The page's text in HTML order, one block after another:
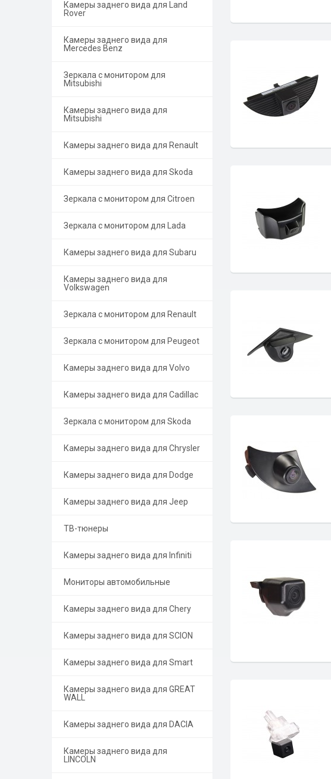
Камеры заднего вида для Land
Rover
Камеры заднего вида для
Mercedes Benz
Зеркала с монитором для
Mitsubishi
Камеры заднего вида для
Mitsubishi
Камеры заднего вида для Renault
Камеры заднего вида для Skoda
Зеркала с монитором для Citroen
Зеркала с монитором для Lada
Камеры заднего вида для Subaru
Камеры заднего вида для
Volkswagen
Зеркала с монитором для Renault
Зеркала с монитором для Peugeot
Камеры заднего вида для Volvo
Камеры заднего вида для Cadillac
Зеркала с монитором для Skoda
Камеры заднего вида для Chrysler
Камеры заднего вида для Dodge
Камеры заднего вида для Jeep
ТВ-тюнеры
Камеры заднего вида для Infiniti
Мониторы автомобильные
Камеры заднего вида для Chery
Камеры заднего вида для SCION
Камеры заднего вида для Smart
Камеры заднего вида для GREAT
WALL
Камеры заднего вида для DACIA
Камеры заднего вида для
LINCOLN